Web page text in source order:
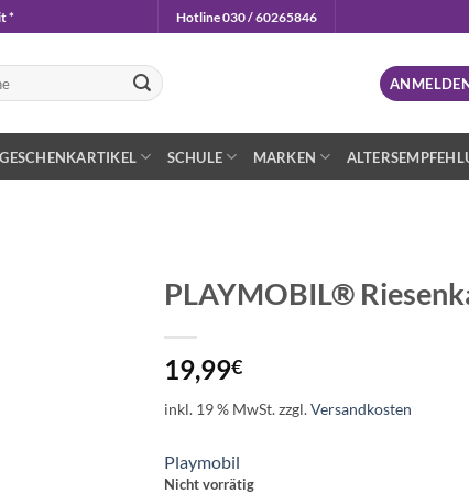
* Hotline 030 / 60265846
GESCHENKARTIKEL SCHULE MARKEN
PLAYMOBIL®
19,99€
inkl. 19 % MwSt.zzgl.Versandkosten
Playmobil
Nicht vorrätig